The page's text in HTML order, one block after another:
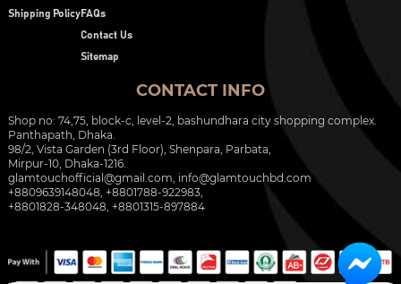
Shipping PolicyFAQs
Contact Us
Sitemap
CONTACT INFO
Shop no: 74,75, block-c, level-2, bashundhara city shopping complex.
Panthapath, Dhaka.
98/2, Vista Garden (3rd Floor), Shenpara, Parbata,
Mirpur-10, Dhaka-1216.
glamtouchofficial@gmail.com info@glamtouchbd.com
+8809639148048, +8801788-922983,
+8801828-348048, +8801315-897884